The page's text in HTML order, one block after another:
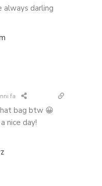
always darling
fa
bag btw 😀
nice day!